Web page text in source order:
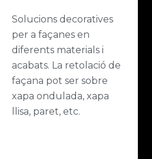
Solucions decoratives
per a façanes en
diferents materials i
acabats. La retolació de
façana pot ser sobre
xapa ondulada, xapa
llisa, paret, etc.